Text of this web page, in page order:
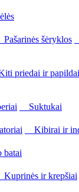
Pašarinės šėryklos
priedai ir papildai
Suktukai
Kibirai ir
Kuprinės ir krepšiai